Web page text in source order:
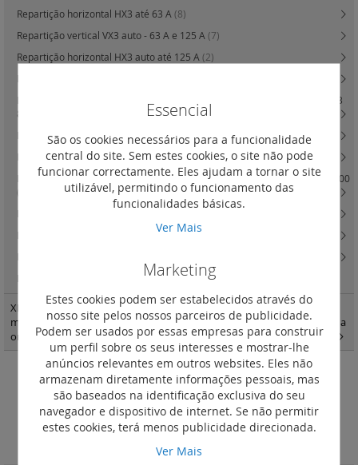
Acessórios
Ordenar por
Definir
Repartição horizontal HX3 até 63 A (8)
Repartição vertical VX3 auto - 63 A e 125 A (7)
Repartição horizontal HX3 auto até 125 A (2)
Repartição horizontal HX3 - 80 / 125 A
Repartição horizontal HX3 até 400 A em quadros e armários XL3 400, XL3
800 e XL3 4000
Repartição vertical VX3 até 400 A em armário XL3 400(19)
Repartição vertical VX3 até 800 A em armário XL3 800 e XL3 4000(17)
HX3 / VX3 Repartição horizontal e vertical até 3200 A em quadros XL3 4000
(32)
Kits de ligação VX3 até 4000 A para quadros XL3 4000
Reparticão IS horizontal HX3 IS até 125 A em armários XL3 4000
Reparticão IS vertical VX3 IS até 2000 A em armários XL3 4000
HX3
XL3 quadros e armáriosXL3 400 - acessórios de fixação e painéis para
montagem modular Vistop até 160 A DPX3 160 e 250 e DPX-IS em calha
omega(1)
Essencial
São os cookies necessários para a funcionalidade
central do site. Sem estes cookies, o site não pode
funcionar correctamente. Eles ajudam a tornar o site
utilizável, permitindo o funcionamento das
funcionalidades básicas.
Ver Mais
Marketing
Estes cookies podem ser estabelecidos através do
nosso site pelos nossos parceiros de publicidade.
Podem ser usados por essas empresas para construir
um perfil sobre os seus interesses e mostrar-lhe
anúncios relevantes em outros websites. Eles não
armazenam diretamente informações pessoais, mas
são baseados na identificação exclusiva do seu
navegador e dispositivo de internet. Se não permitir
estes cookies, terá menos publicidade direcionada.
Ver Mais